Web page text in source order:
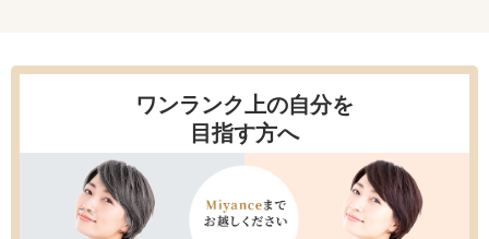
ワンランク上の自分を
目指す方へ